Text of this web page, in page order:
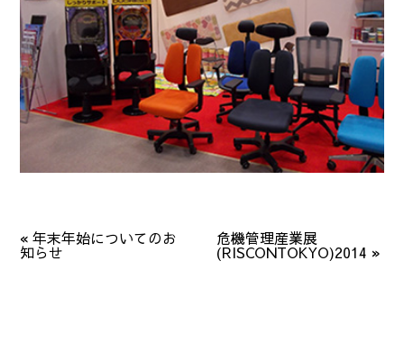
«年末年始についてのお
知らせ
危機管理産業展
(RISCONTOKYO)2014 »